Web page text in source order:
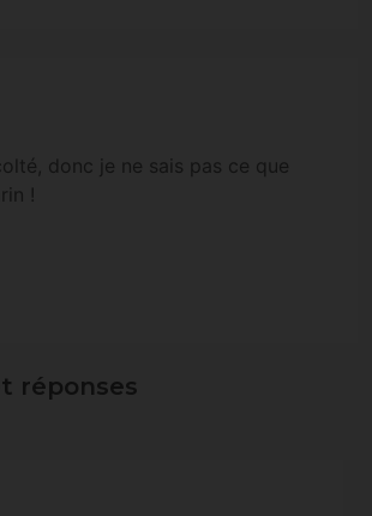
donc je ne sais pas ce que
!
réponses